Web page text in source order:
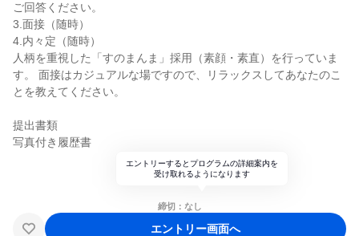
ご回答ください。
3.面接（随時）
4.内々定（随時）
人柄を重視した「すのまんま」採用（素顔・素直）を行っていま
す。 面接はカジュアルな場ですので、リラックスしてあなたのこ
とを教えてください。
提出書類
写真付き履歴書
エントリーするとプログラムの詳細案内を
受け取れるようになります
締切：なし
エントリー画面へ